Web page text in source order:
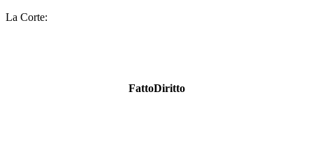
La Corte:
FattoDiritto